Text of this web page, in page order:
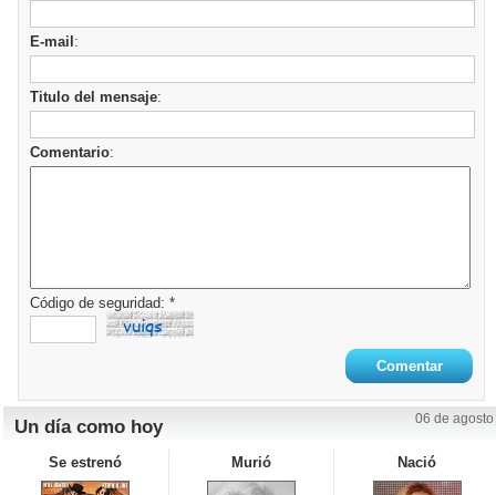
E-mail :
Titulo del mensaje:
Comentario:
Código de seguridad: *
Un día como hoy 06 de agosto
Se estrenó Murió Nació